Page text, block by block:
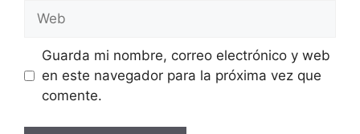
Web
Guarda mi nombre, correo electrónico y web
en este navegador para la próxima vez que
comente.